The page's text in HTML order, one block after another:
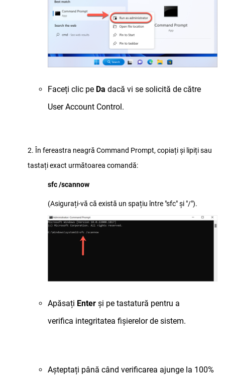
Faceți clic pe Da dacă vi se solicită de către
User Account Control.
2. În fereastra neagră Command Prompt, copiați și lipiți sau
tastați exact următoarea comandă:
sfc /scannow
(Asigurați-vă că există un spațiu între "sfc" și "/").
Apăsați Enter și pe tastatură pentru a
verifica integritatea fișierelor de sistem.
Așteptați până când verificarea ajunge la 100%